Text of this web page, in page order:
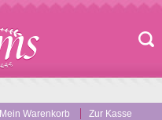
Mein Warenkorb
Zur Kasse